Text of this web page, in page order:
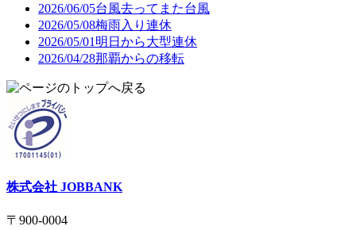
2026/06/05台風去ってまた台風
2026/05/08梅雨入り連休
2026/05/01 明日から大型連休
2026/04/28那覇からの移転
株式会社 JOBBANK
〒900-0004